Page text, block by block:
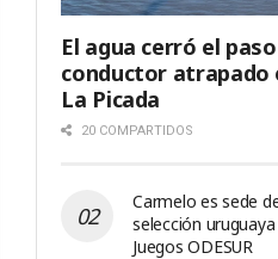
El agua cerró el
conductor atrapado
La Picada
20 COMPARTIDOS
Carmelo es sede
selección
Juegos ODESUR